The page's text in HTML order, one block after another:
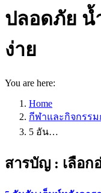
ปลอดภัย น้
ง่าย
You are here:
Home
กีฬาและกิจกรรม
5 อัน…
สารบัญ : เลือก